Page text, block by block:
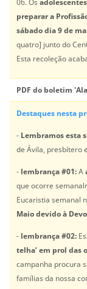
06. Os
preparar a
sábadodia 9 de
quatro] junto do
Esta recoleção
PDF do boletim
Destaques nesta
- Lembramos esta
de Ávila, presbítero
- lembrança #01:A
que ocorre
Eucaristia semanal
Maio devido à
- lembrança #02:
telha’em prol das
campanha procura
famílias da nossa